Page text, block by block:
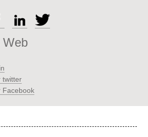
Web
twitter
Facebook